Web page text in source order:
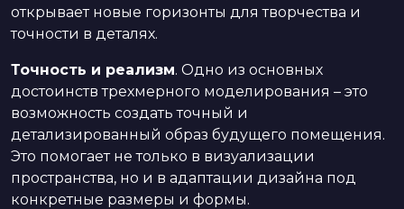
открывает новые горизонты для творчества и
точности в деталях.
Точность и реализм. Одно из основных
достоинств трехмерного моделирования – это
возможность создать точный и
детализированный образ будущего помещения.
Это помогает не только в визуализации
пространства, но и в адаптации дизайна под
конкретные размеры и формы.